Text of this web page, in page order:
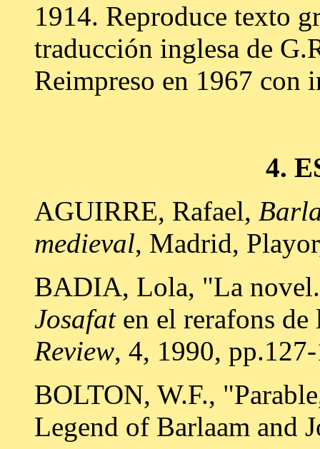
1914. Reproduce texto
traducción inglesa de
Reimpreso en 1967
4.
AGUIRRE, Rafael,
medieval, Madrid,
BADIA, Lola, "La
Josafaten el rerafons
Review, 4, 1990,
BOLTON, W.F.,
Legend of Barlaam and